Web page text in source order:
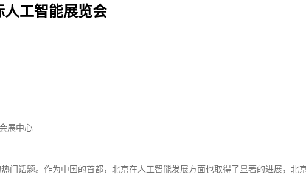
人工智能展览会
展中心
门话题。作为中国的首都，北京在人工智能发展方面也取得了显著的进展，